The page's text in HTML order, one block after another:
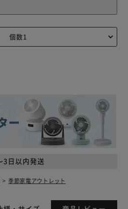
3日以内発送
季節家電アウトレット